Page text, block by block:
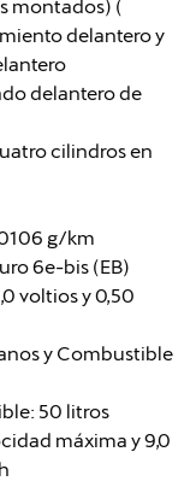
montados) (
delantero y
delantero de
cilindros en
g/km
6e-bis (EB)
voltios y 0,50
y Combustible
50 litros
máxima y 9,0